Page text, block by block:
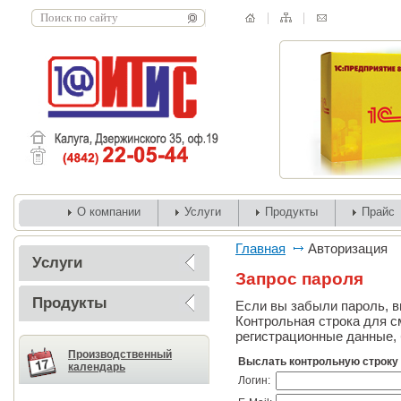
О компании Услуги Продукты Прайс
Услуги
Продукты
Производственный
календарь
Главная Авторизация
Запрос пароля
Если вы забыли пароль,
Контрольная строка для
регистрационные
Выслать контрольную строку
Логин: